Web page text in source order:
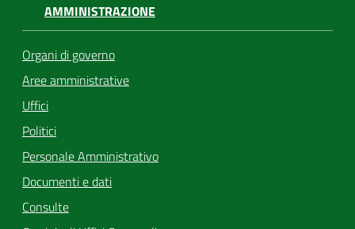
AMMINISTRAZIONE
Organi di governo
Aree amministrative
Uffici
Politici
Personale Amministrativo
Documenti e dati
Consulte